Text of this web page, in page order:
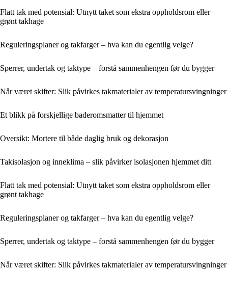
Flatt tak med potensial: Utnytt taket som ekstra oppholdsrom eller
grønt takhage
Reguleringsplaner og takfarger – hva kan du egentlig velge?
Sperrer, undertak og taktype – forstå sammenhengen før du bygger
Når været skifter: Slik påvirkes takmaterialer av temperatursvingninger
Et blikk på forskjellige baderomsmatter til hjemmet
Oversikt: Mortere til både daglig bruk og dekorasjon
Takisolasjon og inneklima – slik påvirker isolasjonen hjemmet ditt
Flatt tak med potensial: Utnytt taket som ekstra oppholdsrom eller
grønt takhage
Reguleringsplaner og takfarger – hva kan du egentlig velge?
Sperrer, undertak og taktype – forstå sammenhengen før du bygger
Når været skifter: Slik påvirkes takmaterialer av temperatursvingninger